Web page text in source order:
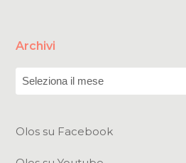
Archivi
Archivi
Olos su Facebook